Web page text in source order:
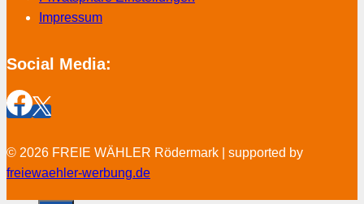
Impressum
Social Media:
© 2026 FREIE WÄHLER Rödermark | supported by
freiewaehler-werbung.de